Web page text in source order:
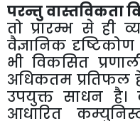
परन्तुवास्तविकता
तो प्रारम्भ से ही
वैज्ञानिक दृष्टिकोण
भी विकसित
अधिकतम प्रतिफल
उपयुक्त साधन है।
आधारित